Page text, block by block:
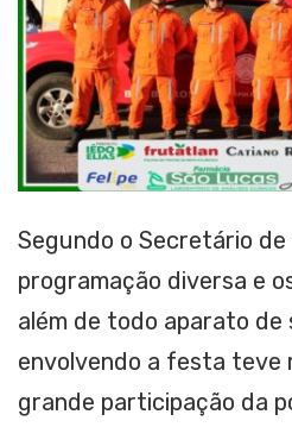
Segundo o Secretário
programação diversa e
além de todo aparato de
envolvendo a festa teve
grande participação da